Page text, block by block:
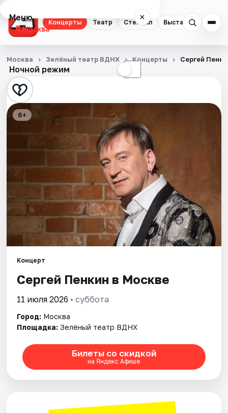
Концерты Театр Стендап Выставки
Меню ×
Москва
Концерты
Театр
Стендап
Квесты
Спорт
События
Площадки
Артисты
Рейтинги
Ночной режим ☾
Москва Зелёный театр ВДНХ Концерты Сергей
6+
Концерт
Сергей Пенкин в Москве
11 июля 2026 • суббота
Город: Москва
Площадка: Зелёный театр ВДНХ
Билеты со скидкой
на Яндекс Афише